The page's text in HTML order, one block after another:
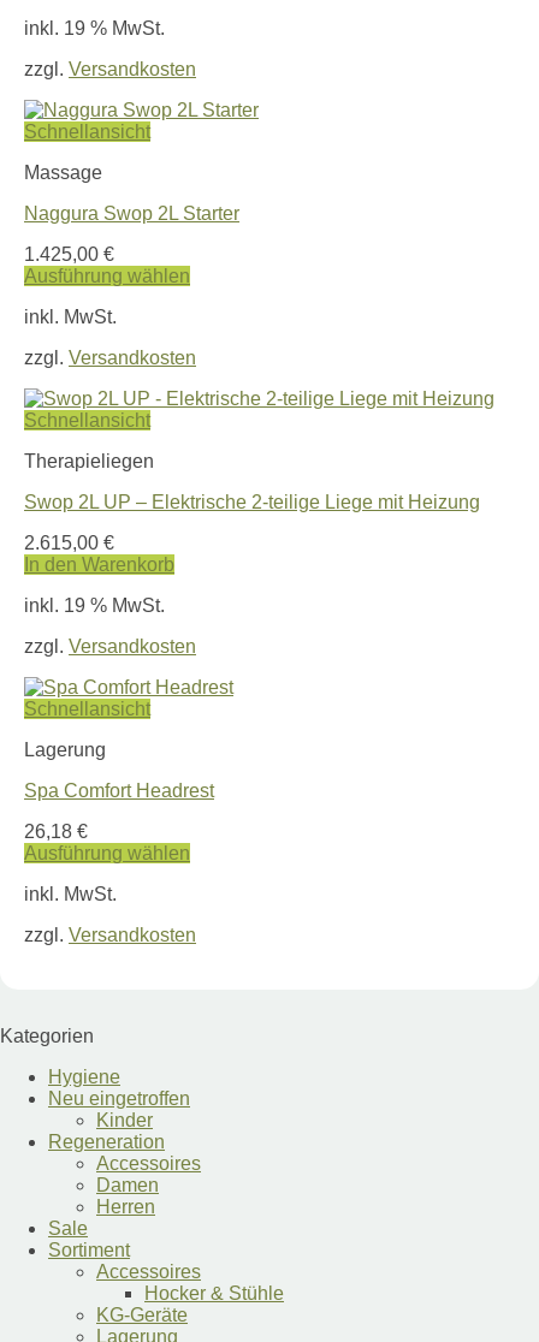
2.950,00 €
inkl. 19 % MwSt.
zzgl. Versandkosten
Schnellansicht
Massage
Naggura Swop 2L Starter
1.425,00 €
Ausführung wählen
Produkt
mehrere
Varianten
auf.
Die
Optionen
können
auf
der
Produktseite
gewählt
werden
inkl. MwSt.
zzgl. Versandkosten
Schnellansicht
Therapieliegen
Swop 2L UP – Elektrische 2-teilige Liege mit Heizung
2.615,00 €
In den Warenkorb
inkl. 19 % MwSt.
zzgl. Versandkosten
Schnellansicht
Lagerung
Spa Comfort Headrest
26,18 €
Ausführung wählen
Produkt
mehrere
Optionen
können
der
Produktseite
gewählt
werden
inkl. MwSt.
zzgl. Versandkosten
Kategorien
Hygiene
Neu eingetroffen
Kinder
Regeneration
Accessoires
Damen
Herren
Sale
Sortiment
Accessoires
Hocker & Stühle
KG-Geräte
Lagerung